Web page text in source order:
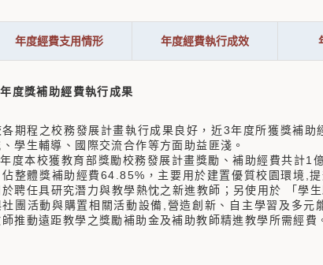
年度經費支用情形 年度經費執行成效
度獎補助經費執行成果
各期程之校務發展計畫執行成果良好，近3年度所獲獎補
學生輔導、國際交流合作等方面助益匪淺。
度本校獲教育部獎勵校務發展計畫獎勵、補助經費共計
佔整體獎補助經費64.85%，主要用於建置優質校園環境,
聘任具研究潛力與教學熱忱之新進教師；另使用於 「學
社團活動與購置相關活動設備,營造創新、自主學習及多
師推動遠距教學之獎勵補助金及補助教師精進教學所需經費